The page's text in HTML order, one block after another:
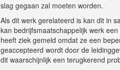
slag gegaan zal moeten worden.
Als dit werk gerelateerd is kan dit in
kan bedrijfsmaatschappelijk werk
heeft ziek gemeld omdat ze een
geaccepteerd wordt door de
dit waarschijnlijk een terugkerend